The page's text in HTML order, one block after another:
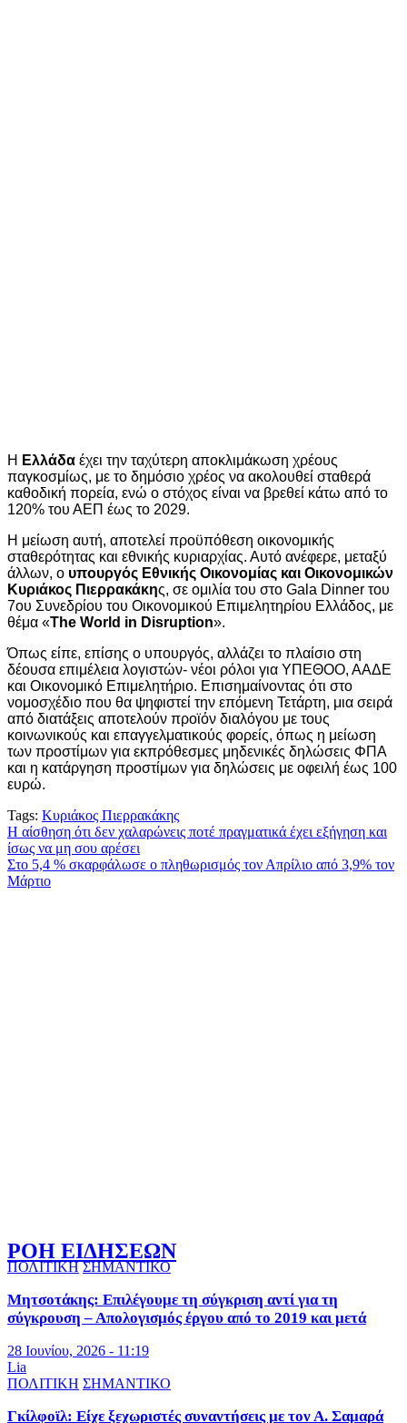
Η Ελλάδα έχει την ταχύτερη αποκλιμάκωση χρέους
παγκοσμίως, με το δημόσιο χρέος να ακολουθεί σταθερά
καθοδική πορεία, ενώ ο στόχος είναι να βρεθεί κάτω από το
120% του ΑΕΠ έως το 2029.
Η μείωση αυτή, αποτελεί προϋπόθεση οικονομικής
σταθερότητας και εθνικής κυριαρχίας. Αυτό ανέφερε, μεταξύ
άλλων, ο υπουργός Εθνικής Οικονομίας και Οικονομικών
Κυριάκος Πιερρακάκης, σε ομιλία του στο Gala Dinner του
7ου Συνεδρίου του Οικονομικού Επιμελητηρίου Ελλάδος, με
θέμα «The World in Disruption».
Όπως είπε, επίσης ο υπουργός, αλλάζει το πλαίσιο στη
δέουσα επιμέλεια λογιστών- νέοι ρόλοι για ΥΠΕΘΟΟ, ΑΑΔΕ
και Οικονομικό Επιμελητήριο. Επισημαίνοντας ότι στο
νομοσχέδιο που θα ψηφιστεί την επόμενη Τετάρτη, μια σειρά
από διατάξεις αποτελούν προϊόν διαλόγου με τους
κοινωνικούς και επαγγελματικούς φορείς, όπως η μείωση
των προστίμων για εκπρόθεσμες μηδενικές δηλώσεις ΦΠΑ
και η κατάργηση προστίμων για δηλώσεις με οφειλή έως 100
ευρώ.
Tags: Κυριάκος Πιερρακάκης
Πλοήγηση
άρθρων
Η αίσθηση ότι δεν χαλαρώνεις ποτέ πραγματικά έχει εξήγηση και
ίσως να μη σου αρέσει
Στο 5,4 % σκαρφάλωσε ο πληθωρισμός τον Απρίλιο από 3,9% τον
Μάρτιο
ΡΟΗ ΕΙΔΗΣΕΩΝ
ΠΟΛΙΤΙΚΗ ΣΗΜΑΝΤΙΚΟ
Μητσοτάκης: Επιλέγουμε τη σύγκριση αντί για τη
σύγκρουση – Απολογισμός έργου από το 2019 και μετά
28 Ιουνίου, 2026 - 11:19
Lia
ΠΟΛΙΤΙΚΗ ΣΗΜΑΝΤΙΚΟ
Γκίλφοϊλ: Είχε ξεχωριστές συναντήσεις με τον Α. Σαμαρά